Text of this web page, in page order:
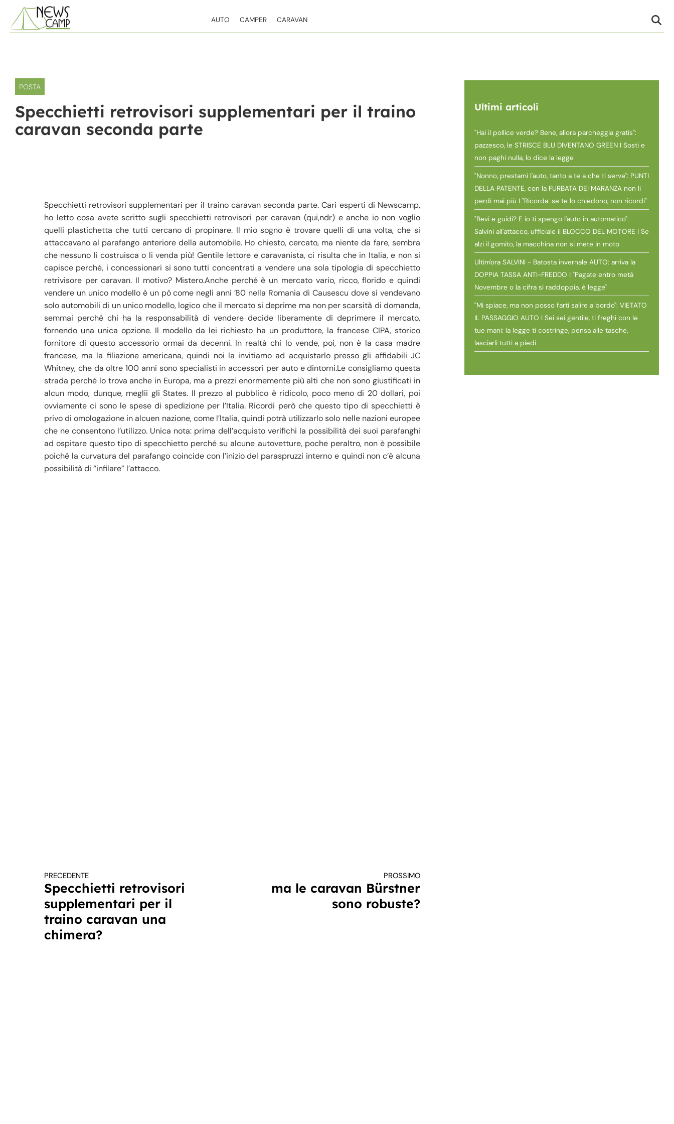
Skip to content
AUTO
CAMPER CARAVAN
POSTA
Specchietti retrovisori supplementari per il traino
caravan seconda parte
Specchietti retrovisori supplementari per il traino caravan seconda parte. Cari esperti di Newscamp,
ho letto cosa avete scritto sugli specchietti retrovisori per caravan (qui,ndr) e anche io non voglio
quelli plastichetta che tutti cercano di propinare. Il mio sogno è trovare quelli di una volta, che si
attaccavano al parafango anteriore della automobile. Ho chiesto, cercato, ma niente da fare, sembra
che nessuno li costruisca o li venda più! Gentile lettore e caravanista, ci risulta che in Italia, e non si
capisce perché, i concessionari si sono tutti concentrati a vendere una sola tipologia di specchietto
retrivisore per caravan. Il motivo? Mistero.Anche perché è un mercato vario, ricco, florido e quindi
vendere un unico modello è un pò come negli anni ’80 nella Romania di Causescu dove si vendevano
solo automobili di un unico modello, logico che il mercato si deprime ma non per scarsità di domanda,
semmai perché chi ha la responsabilità di vendere decide liberamente di deprimere il mercato,
fornendo una unica opzione. Il modello da lei richiesto ha un produttore, la francese CIPA, storico
fornitore di questo accessorio ormai da decenni. In realtà chi lo vende, poi, non è la casa madre
francese, ma la filiazione americana, quindi noi la invitiamo ad acquistarlo presso gli affidabili JC
Whitney, che da oltre 100 anni sono specialisti in accessori per auto e dintorni.Le consigliamo questa
strada perché lo trova anche in Europa, ma a prezzi enormemente più alti che non sono giustificati in
alcun modo, dunque, meglii gli States. Il prezzo al pubblico è ridicolo, poco meno di 20 dollari, poi
ovviamente ci sono le spese di spedizione per l’Italia. Ricordi però che questo tipo di specchietti è
privo di omologazione in alcuen nazione, come l’Italia, quindi potrà utilizzarlo solo nelle nazioni europee
che ne consentono l’utilizzo. Unica nota: prima dell’acquisto verifichi la possibilità dei suoi parafanghi
ad ospitare questo tipo di specchietto perché su alcune autovetture, poche peraltro, non è possibile
poiché la curvatura del parafango coincide con l’inizio del paraspruzzi interno e quindi non c’è alcuna
possibilità di “infilare” l’attacco.
Continua a leggere
PRECEDENTE
Specchietti retrovisori
supplementari per il
traino caravan una
chimera?
PROSSIMO
ma le caravan Bürstner
sono robuste?
Ultimi articoli
"Hai il pollice verde? Bene, allora parcheggia gratis":
pazzesco, le STRISCE BLU DIVENTANO GREEN I Sosti e
non paghi nulla, lo dice la legge
"Nonno, prestami l'auto, tanto a te a che ti serve": PUNTI
DELLA PATENTE, con la FURBATA DEI MARANZA non li
perdi mai più I "Ricorda: se te lo chiedono, non ricordi"
"Bevi e guidi? E io ti spengo l'auto in automatico":
Salvini all'attacco, ufficiale il BLOCCO DEL MOTORE I Se
alzi il gomito, la macchina non si mete in moto
Ultim'ora SALVINI - Batosta invernale AUTO: arriva la
DOPPIA TASSA ANTI-FREDDO I "Pagate entro metà
Novembre o la cifra si raddoppia, è legge"
"Mi spiace, ma non posso farti salire a bordo": VIETATO
IL PASSAGGIO AUTO I Sei sei gentile, ti freghi con le
tue mani: la legge ti costringe, pensa alle tasche,
lasciarli tutti a piedi